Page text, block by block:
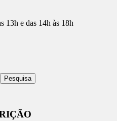
13h e das 14h às 18h